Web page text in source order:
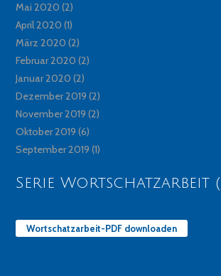
Mai 2020 (2)
April 2020 (1)
März 2020 (2)
Februar 2020 (2)
Januar 2020 (2)
Dezember 2019 (2)
November 2019 (2)
Oktober 2019 (6)
September 2019 (1)
Serie Wortschatzarbeit
Wortschatzarbeit-PDF downloaden